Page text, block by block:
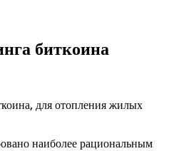
биткоина
для отопления жилых
наиболее рациональным